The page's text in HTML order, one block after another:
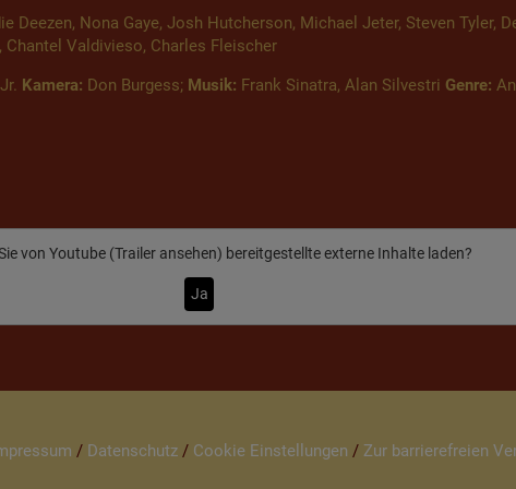
Deezen, Nona Gaye, Josh Hutcherson, Michael Jeter, Steven Tyler,
Valdivieso, Charles Fleischer
Kamera: Don Burgess; Musik: Frank Sinatra, Alan Silvestri Genre:
von Youtube (Trailer ansehen) bereitgestellte externe Inhalte laden?
Ja
/ Datenschutz / Cookie Einstellungen / Zur barrierefreien